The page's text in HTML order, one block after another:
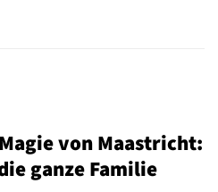
von Maastricht:
ganze Familie